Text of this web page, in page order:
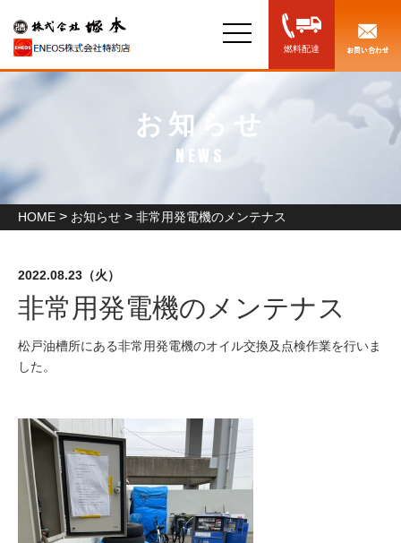
toggle
navigation燃料配達
お知らせ
NEWS
HOME > お知らせ > 非常用発電機のメンテナス
2022.08.23（火）
非常用発電機のメンテナス
松戸油槽所にある非常用発電機のオイル交換及点検作業を行いま
した。